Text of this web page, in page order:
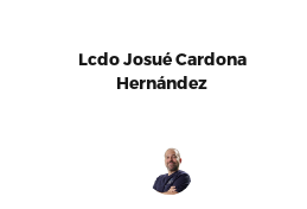
Lcdo Josué Cardona
Hernández